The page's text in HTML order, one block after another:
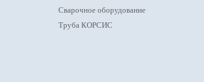
Сварочное оборудование
Труба КОРСИС